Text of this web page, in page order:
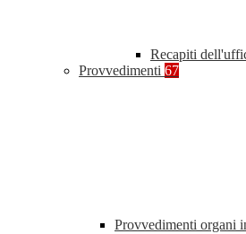
Recapiti
Provvedimenti 67
Provvedimenti organi